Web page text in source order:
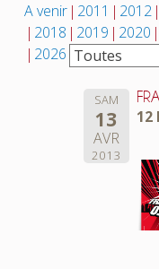
A venir 2011 2012
2018 2019 2020
2026
SAM
13
AVR
2013
12